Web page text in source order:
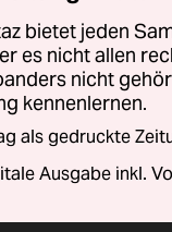
bietet jeden
es nicht allen
nicht
kennenlernen.
als gedruckte
Ausgabe inkl.